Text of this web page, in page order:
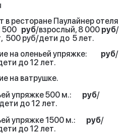
в ресторане Паулайнер отеля
500 руб/взрослый, 8 000 руб/
500 руб/дети до 5 лет.
на оленьей упряжке:
руб/
до 12 лет.
на ватрушке.
упряжке 500 м.: руб/
до 12 лет.
упряжке 1500 м.: руб/
до 12 лет.